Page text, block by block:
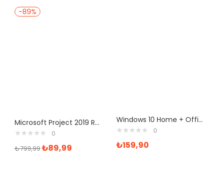
-89%
Microsoft Project 2019 Retail Dijital İndirilebilir Lisans
0
₺799,99₺89,99
Windows 10 Home + Office 365 Pro Plus 32-64 Bit Türkçe Destekli
0
₺159,90